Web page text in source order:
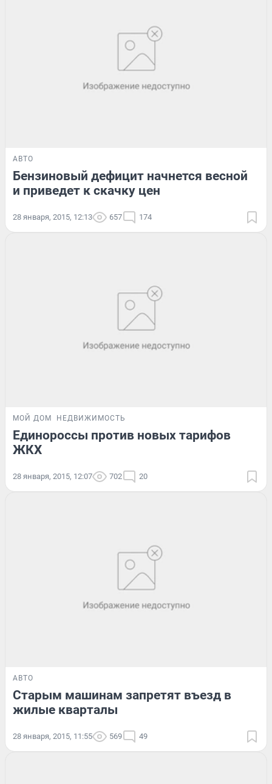
АВТО
Бензиновый дефицит начнется весной
и приведет к скачку цен
28 января, 2015, 12:13 657 174
МОЙ ДОМ НЕДВИЖИМОСТЬ
Единороссы против новых тарифов
ЖКХ
28 января, 2015, 12:07 702 20
АВТО
Старым машинам запретят въезд в
жилые кварталы
28 января, 2015, 11:55 569 49